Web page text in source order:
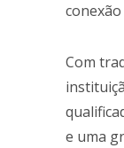
Com
e uma